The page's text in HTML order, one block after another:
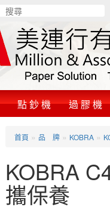
點 鈔 機 過 膠 機
首頁 » 品 牌 » KOBRA »
KOBRA
攜保養